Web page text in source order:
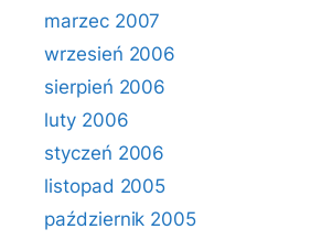
marzec 2007
wrzesień 2006
sierpień 2006
luty 2006
styczeń 2006
listopad 2005
październik 2005